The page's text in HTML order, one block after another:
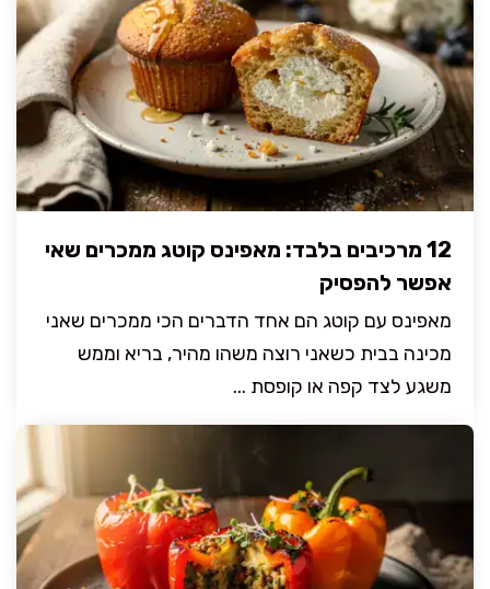
12 מרכיבים בלבד: מאפינס קוטג ממכרים שאי
אפשר להפסיק
מאפינס עם קוטג הם אחד הדברים הכי ממכרים שאני
מכינה בבית כשאני רוצה משהו מהיר, בריא וממש
משגע לצד קפה או קופסת ...